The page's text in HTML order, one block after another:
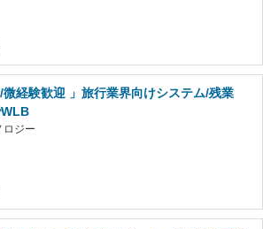
微経験歓迎 」旅行業界向けシステム/残業
ロジー